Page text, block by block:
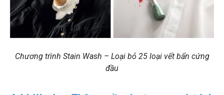
Chương trình Stain Wash – Loại bỏ 25 loại vết bẩn cứng
đầu